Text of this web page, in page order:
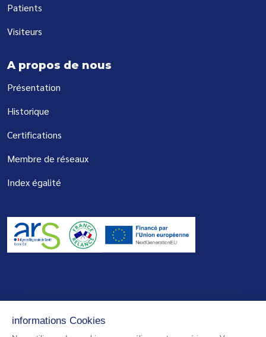
Patients
Visiteurs
A propos de nous
Présentation
Historique
Certifications
Membre de réseaux
Index égalité
© 2026 - Centre de Réadaptation de Mulhouse - Tous droits réservés